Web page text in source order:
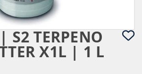
S2 TERPENO
X1L | 1 L